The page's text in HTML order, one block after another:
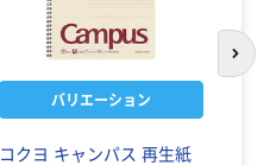
バリエーション
コクヨ キャンパス 再生紙
次